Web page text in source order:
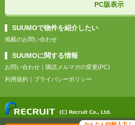
PC版表示
SUUMOで物件を紹介したい
掲載のお問い合わせ
SUUMOに関する情報
お問い合わせ
購読メルマガの変更(PC)
利用規約
プライバシーポリシー